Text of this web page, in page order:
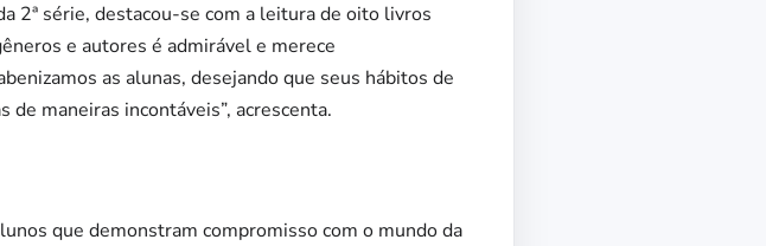
2ª série, destacou-se com a leitura de oito livros
e autores é admirável e merece
as alunas, desejando que seus hábitos de
maneiras incontáveis”, acrescenta.
que demonstram compromisso com o mundo da